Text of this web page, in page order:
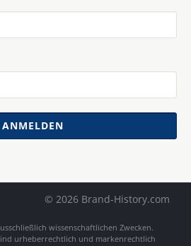
ANMELDEN
© 2026 Brand-History.com
wissenschaftlichen Zwecken.
urheberrechtlich und markenrechtlich